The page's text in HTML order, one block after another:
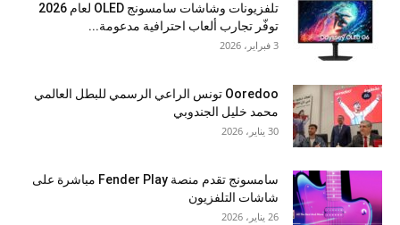
تلفزيونات وشاشات سامسونج OLED لعام 2026
توفّر تجارب ألعاب احترافية مدعومة...
3 فبراير، 2026
Ooredoo تونس الراعي الرسمي للبطل العالمي
محمد خليل الجندوبي
30 يناير، 2026
سامسونج تقدم منصة Fender Play مباشرة على
شاشات التلفزيون
26 يناير، 2026